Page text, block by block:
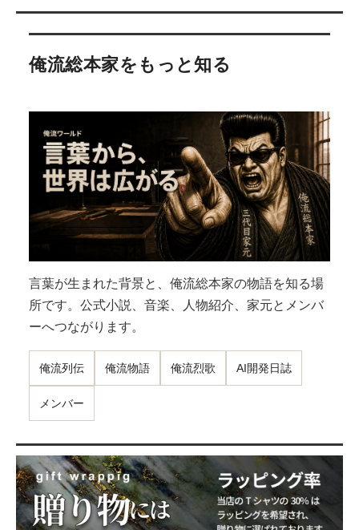
俺流総本家をもっと知る
言葉が生まれた背景と、俺流総本家の物語を知る場
所です。公式小説、音楽、人物紹介、家元とメンバ
ーへつながります。
俺流列伝 俺流物語 俺流烈歌 AI開発日誌
メンバー